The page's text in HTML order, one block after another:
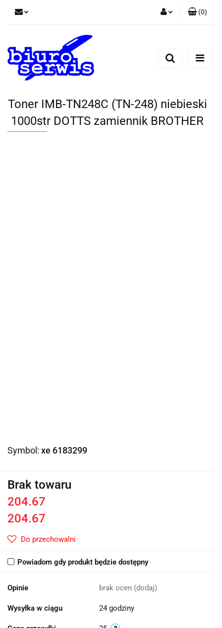
Zarejestruj się
(0)
Toner IMB-TN248C (TN-248) niebieski
1000str DOTTS zamiennik BROTHER
Symbol: xe 6183299
Brak towaru
204.67
204.67
Do przechowalni
Powiadom gdy produkt będzie dostępny
Opinie brak ocen (dodaj)
Wysyłka w ciągu 24 godziny